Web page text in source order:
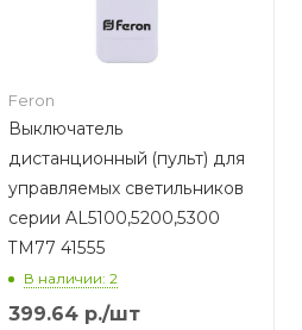
Feron
Выключатель
дистанционный (пульт) для
управляемых светильников
серии AL5100,5200,5300
TM77 41555
В наличии: 2
399.64 р./шт